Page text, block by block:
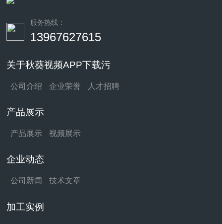
服务热线：
13967627615
关于秋葵视频APP下载污
公司介绍 企业荣誉 人才招聘
产品展示
产品展示 视频展示
企业动态
公司新闻 技术文章
加工实例